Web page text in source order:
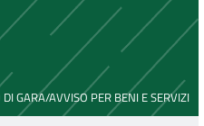
GARA/AVVISO PER BENI E SERVIZI